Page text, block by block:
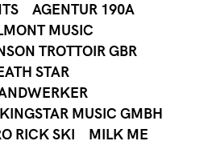
AGENTUR 190A
MUSIC
TROTTOIR GBR
STAR
KINGSTAR MUSIC GMBH
RICK SKI
MILK ME